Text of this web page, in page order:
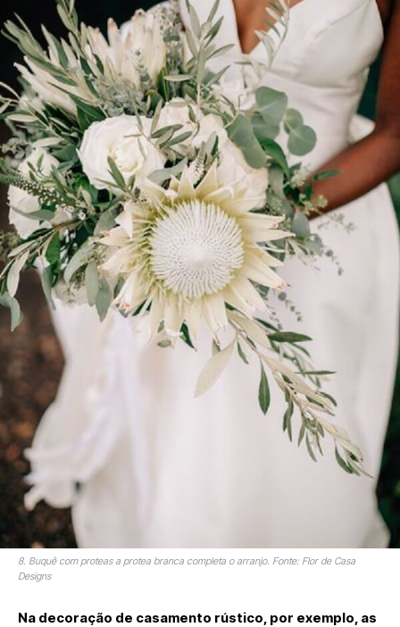
8. Buquê com proteas a protea branca completa o arranjo. Fonte: Flor de Casa
Designs
Na decoração de casamento rústico, por exemplo, as